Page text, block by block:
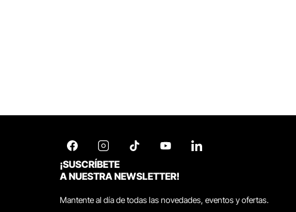
¡SUSCRÍBETE
A NUESTRA NEWSLETTER!
Mantente al día de todas las novedades, eventos y ofertas.